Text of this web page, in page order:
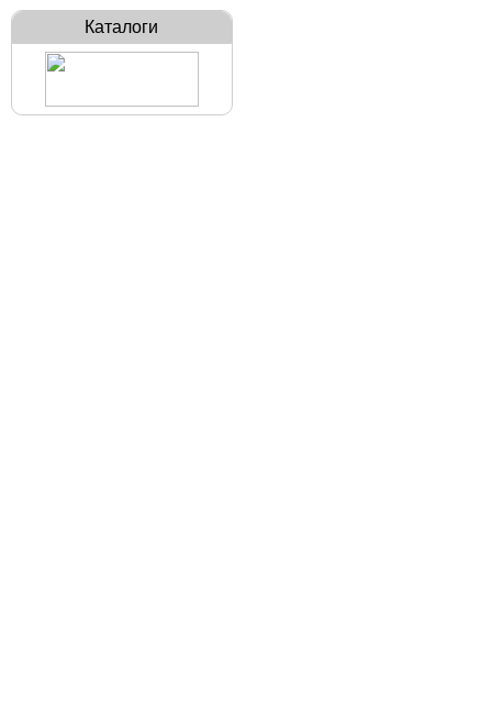
Каталоги